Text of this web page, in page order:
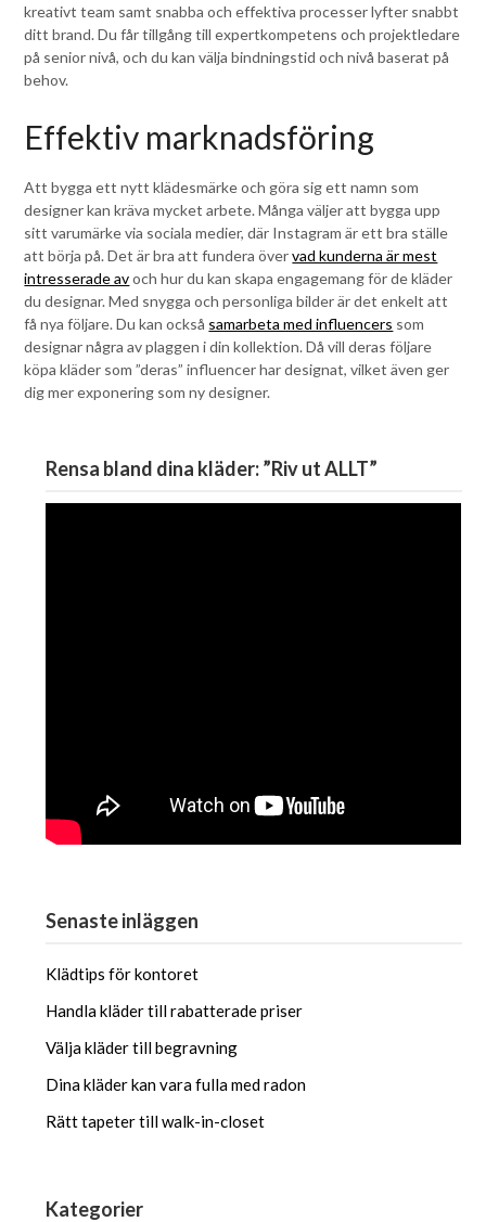
kreativt team samt snabba och effektiva processer lyfter snabbt
ditt brand. Du får tillgång till expertkompetens och projektledare
på senior nivå, och du kan välja bindningstid och nivå baserat på
behov.
Effektiv marknadsföring
Att bygga ett nytt klädesmärke och göra sig ett namn som
designer kan kräva mycket arbete. Många väljer att bygga upp
sitt varumärke via sociala medier, där Instagram är ett bra ställe
att börja på. Det är bra att fundera övervad kunderna är mest
intresserade avoch hur du kan skapa engagemang för de kläder
du designar. Med snygga och personliga bilder är det enkelt att
få nya följare. Du kan också samarbeta med influencers som
designar några av plaggen i din kollektion. Då vill deras följare
köpa kläder som ”deras” influencer har designat, vilket även ger
dig mer exponering som ny designer.
Rensa bland dina kläder: ”Riv ut ALLT”
Senaste inläggen
Klädtips för kontoret
Handla kläder till rabatterade priser
Välja kläder till begravning
Dina kläder kan vara fulla med radon
Rätt tapeter till walk-in-closet
Kategorier